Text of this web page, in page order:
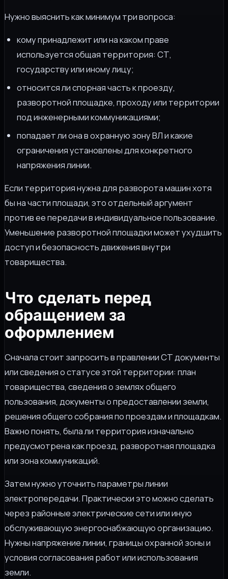
Нужно выяснить как минимум три вопроса:
кому принадлежит или на каком праве
используется общая территория: СТ,
государству или иному лицу;
относится ли спорная часть к проезду,
разворотной площадке, проходу или территории
под инженерными коммуникациями;
попадает ли она в охранную зону ВЛ и какие
ограничения установлены для конкретного
напряжения линии.
Если территория нужна для разворота машин хотя
бы на части площади, это отдельный аргумент
против ее передачи в индивидуальное пользование.
Уменьшение разворотной площадки может ухудшить
доступ и безопасность движения внутри
товарищества.
Что сделать перед
обращением за
оформлением
Сначала стоит запросить в правлении СТ документы
или сведения о статусе этой территории: план
товарищества, сведения о землях общего
пользования, документы о предоставлении земли,
решения общего собрания по проездам и площадкам.
Важно понять, была ли территория изначально
предусмотрена как проезд, разворотная площадка
или зона коммуникаций.
Затем нужно уточнить параметры линии
электропередачи. Практически это можно сделать
через районные электрические сети или иную
обслуживающую энергоснабжающую организацию.
Нужны напряжение линии, границы охранной зоны и
условия согласования работ или использования
земли.